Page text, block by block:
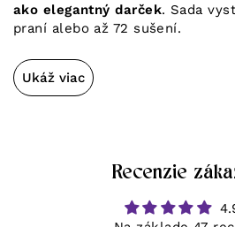
ako elegantný darček. Sada
praní alebo až 72 sušení.
Ukáž viac
Recenzie